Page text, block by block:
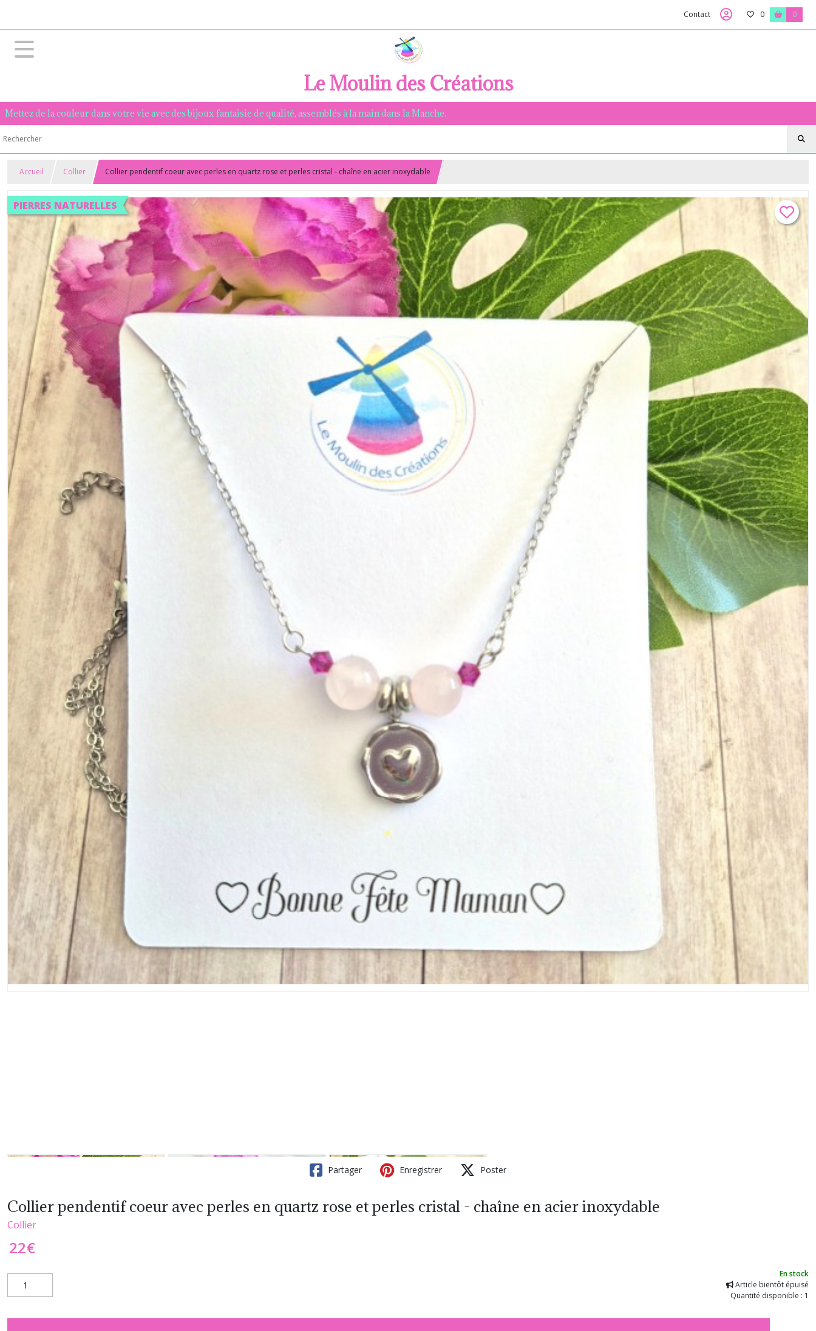
Contact 0 0
Le Moulin des Créations
Mettez de la couleur dans votre vie avec des bijoux fantaisie de qualité, assemblés à la main dans la Manche.
Accueil Collier Collier pendentif coeur avec perles en quartz rose et perles cristal - chaîne en acier inoxydable
PIERRES NATURELLES
Partager Enregistrer Poster
Collier pendentif coeur avec perles en quartz rose et perles cristal - chaîne en acier inoxydable
Collier
22€
En stock
Article bientôt épuisé
Quantité disponible : 1